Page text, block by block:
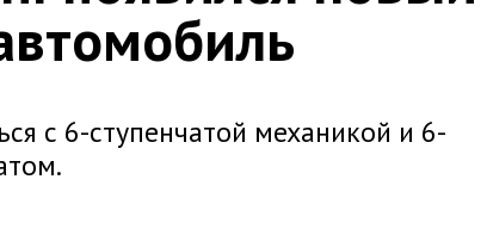
с 6-ступенчатой механикой и 6-